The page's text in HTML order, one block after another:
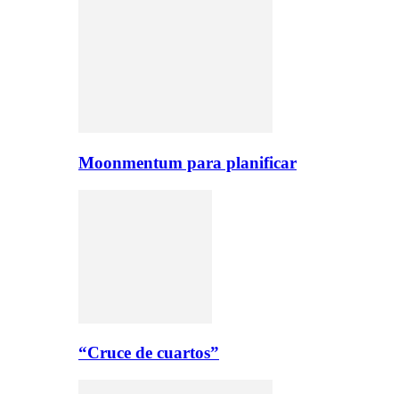
Moonmentum para planificar
“Cruce de cuartos”